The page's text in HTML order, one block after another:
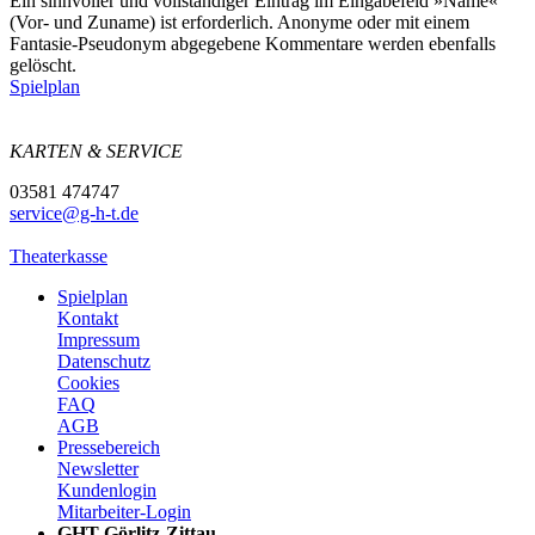
(Vor- und Zuname) ist erforderlich. Anonyme oder mit einem
Fantasie-Pseudonym abgegebene Kommentare werden ebenfalls
gelöscht.
Spielplan
KARTEN & SERVICE
03581 474747
service@g-h-t.de
Theaterkasse
Spielplan
Kontakt
Impressum
Datenschutz
Cookies
FAQ
AGB
Pressebereich
Newsletter
Kundenlogin
Mitarbeiter-Login